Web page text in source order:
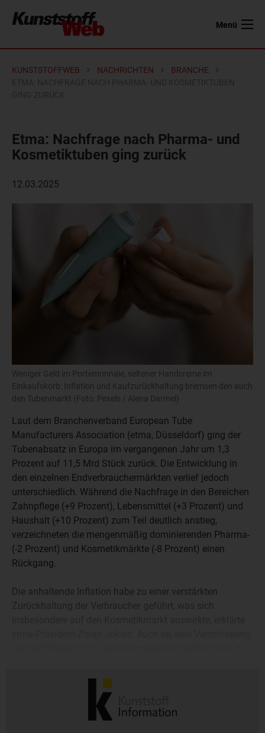
Menü
KUNSTSTOFFWEB NACHRICHTEN
BRANCHE
Etma: Nachfrage nach Pharma- und
Kosmetiktuben ging zurück
12.03.2025
Weniger Geld im Portemonnaie, seltener Handcreme im
Einkaufskorb: Inflation und Kaufzurückhaltung bremsen den auch
den Tubenmarkt (Foto: Pexels / Alena Darmel)
Laut dem Branchenverband European Tube
Manufacturers Association (etma, Düsseldorf) ging der
Tubenabsatz in Europa im vergangenen Jahr um 1,3
Prozent auf 11,5 Mrd Stück zurück. Die Entwicklung in
den einzelnen Endverbrauchermärkten verlief jedoch
unterschiedlich. Während die Nachfrage in den Bereichen
Zahnpflege (+9 Prozent), Lebensmittel (+3 Prozent) und
Haushalt (+10 Prozent) zum Teil deutlich anstieg,
verzeichneten die mengenmäßig dominierenden Pharma-
(-2 Prozent) und Kosmetikmärkte (-8 Prozent) einen
Rückgang.
Die anhaltende Inflation habe zu einer verstärkten
Zurückhaltung der Verbraucher geführt, was sich